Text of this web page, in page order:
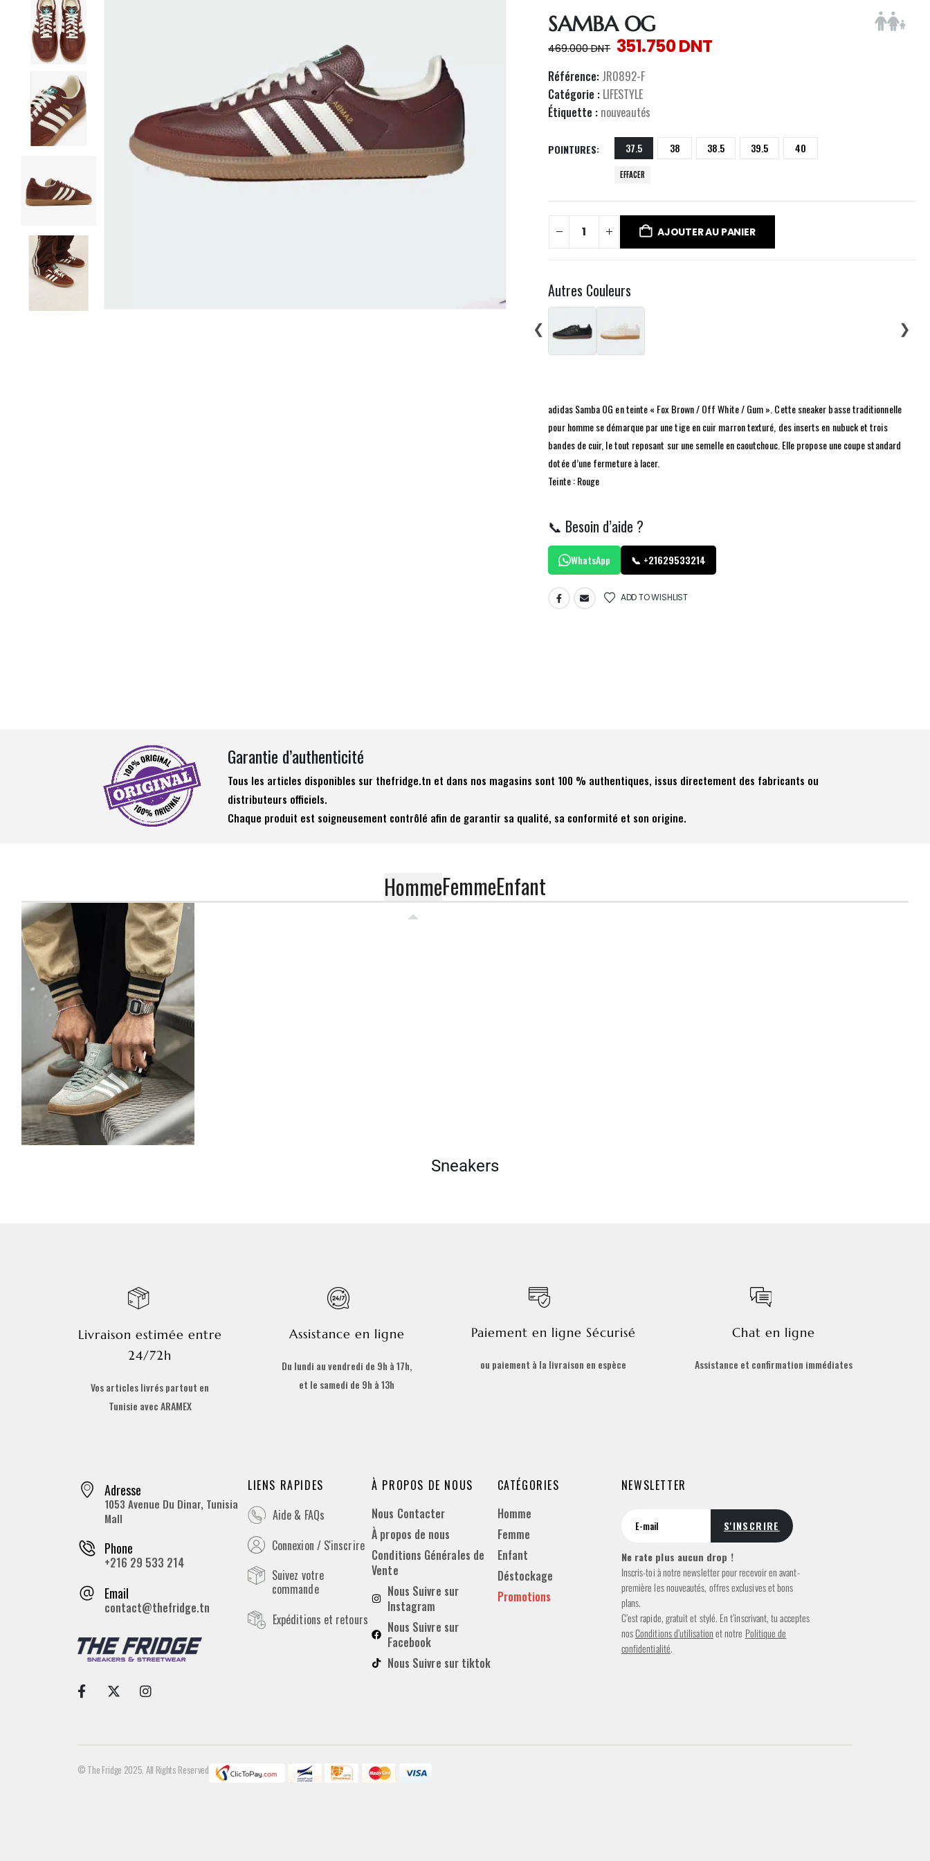
SAMBA OG
469.000DNT 351.750DNT
Référence: JR0892-F
Catégorie : LIFESTYLE
Étiquette : nouveautés
POINTURES 37.5 38 38.5 39.5 40
EFFACER
AJOUTER AU PANIER
Autres Couleurs
❮
❯
adidas Samba OG en teinte « Fox Brown / Off White / Gum ». Cette sneaker basse traditionnelle
pour homme se démarque par une tige en cuir marron texturé, des inserts en nubuck et trois
bandes de cuir, le tout reposant sur une semelle en caoutchouc. Elle propose une coupe standard
dotée d’une fermeture à lacer.
Teinte : Rouge
📞 Besoin d’aide ?
WhatsApp 📞 +21629533214
ADD TO WISHLIST
Garantie d’authenticité
Tous les articles disponibles sur thefridge.tn et dans nos magasins sont 100 % authentiques, issus directement des fabricants ou
distributeurs officiels.
Chaque produit est soigneusement contrôlé afin de garantir sa qualité, sa conformité et son origine.
HommeFemmeEnfant
Sneakers
Livraison estimée entre
24/72h
Vos articles livrés partout en
Tunisie avec ARAMEX
Assistance en ligne
Du lundi au vendredi de 9h à 17h,
et le samedi de 9h à 13h
Paiement en ligne Sécurisé
ou paiement à la livraison en espèce
Chat en ligne
Assistance et confirmation immédiates
Adresse
1053 Avenue Du Dinar, Tunisia
Mall
Phone
+216 29 533 214
Email
contact@thefridge.tn
LIENS RAPIDES
Aide & FAQs
Connexion / S'inscrire
Suivez votre
commande
Expéditions et retours
À PROPOS DE NOUS
Nous Contacter
À propos de nous
Conditions Générales de
Vente
Nous Suivre sur
Instagram
Nous Suivre sur
Facebook
Nous Suivre sur tiktok
CATÉGORIES
Homme
Femme
Enfant
Déstockage
Promotions
NEWSLETTER
Ne rate plus aucun drop !
Inscris-toi à notre newsletter pour recevoir en avant-
première les nouveautés, offres exclusives et bons
plans.
C’est rapide, gratuit et stylé. En t’inscrivant, tu acceptes
nosConditions d’utilisationet notre Politique de
confidentialité.
© The Fridge 2025. All Rights Reserved